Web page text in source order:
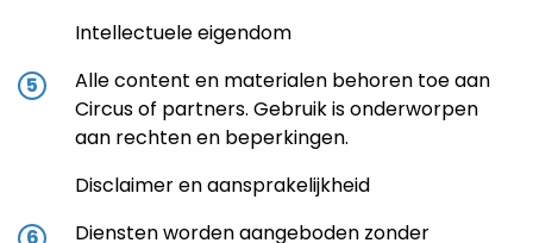
Intellectuele eigendom
Alle content en materialen behoren toe aan
Circus of partners. Gebruik is onderworpen
aan rechten en beperkingen.
Disclaimer en aansprakelijkheid
Diensten worden aangeboden zonder